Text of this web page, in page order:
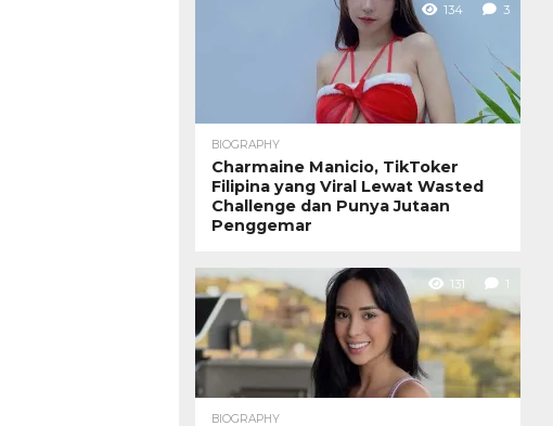
134 3
BIOGRAPHY
Charmaine Manicio, TikToker
Filipina yang Viral Lewat Wasted
Challenge dan Punya Jutaan
Penggemar
131 1
BIOGRAPHY